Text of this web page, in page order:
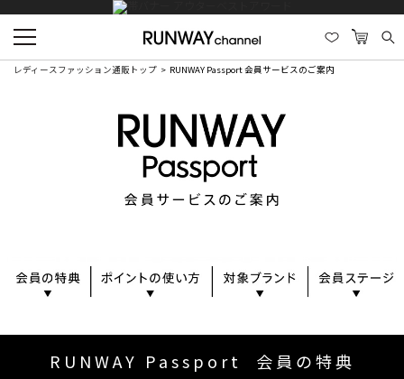
レディースファッション通販トップ RUNWAY Passport 会員サービスのご案内
RUNWAY Passport 会員の特典